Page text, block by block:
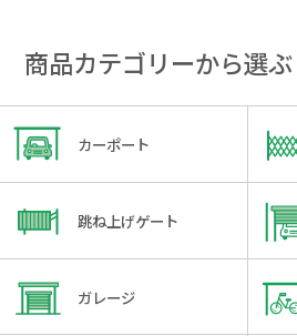
商品カテゴリーから選ぶ
カーポート
跳ね上げゲート
ガレージ